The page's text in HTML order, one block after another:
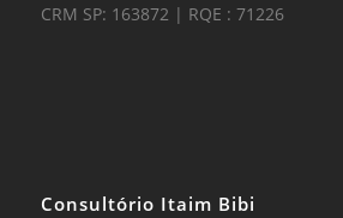
CRM SP: 163872 | RQE : 71226
Consultório Itaim Bibi